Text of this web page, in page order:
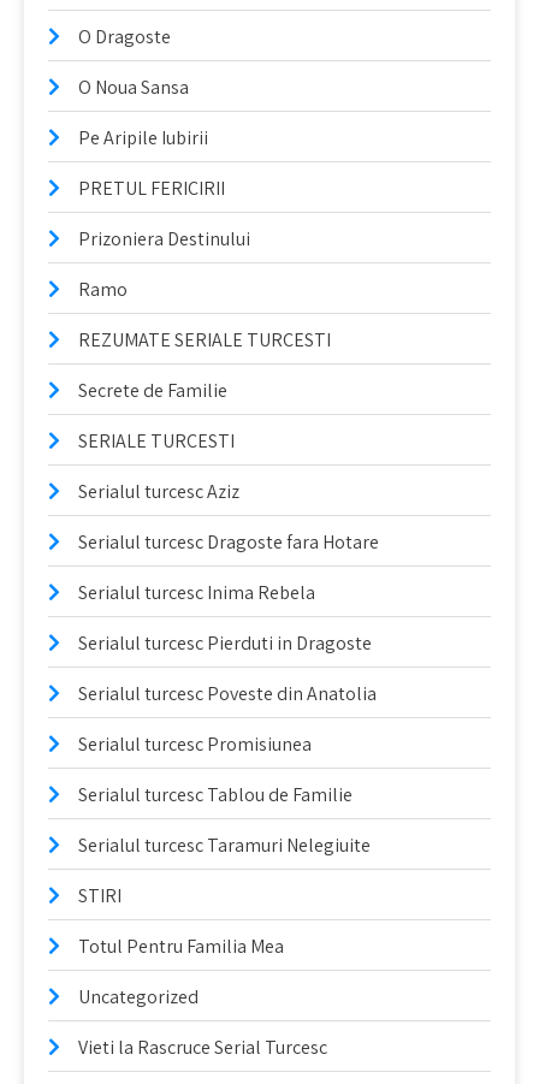
O Dragoste
O Noua Sansa
Pe Aripile Iubirii
PRETUL FERICIRII
Prizoniera Destinului
Ramo
REZUMATE SERIALE TURCESTI
Secrete de Familie
SERIALE TURCESTI
Serialul turcesc Aziz
Serialul turcesc Dragoste fara Hotare
Serialul turcesc Inima Rebela
Serialul turcesc Pierduti in Dragoste
Serialul turcesc Poveste din Anatolia
Serialul turcesc Promisiunea
Serialul turcesc Tablou de Familie
Serialul turcesc Taramuri Nelegiuite
STIRI
Totul Pentru Familia Mea
Uncategorized
Vieti la Rascruce Serial Turcesc